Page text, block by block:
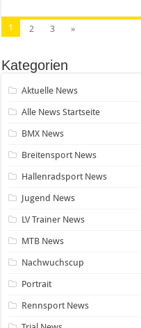
1 2 3 »
Kategorien
Aktuelle News
Alle News Startseite
BMX News
Breitensport News
Hallenradsport News
Jugend News
LV Trainer News
MTB News
Nachwuchscup
Portrait
Rennsport News